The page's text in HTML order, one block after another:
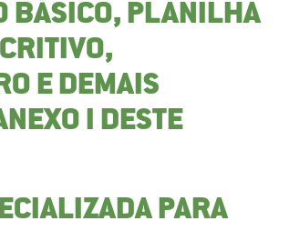
BÁSICO, PLANILHA
E DEMAIS
I DESTE
PARA